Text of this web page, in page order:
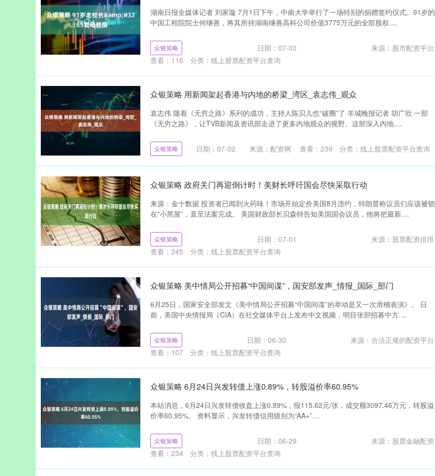
湖南日报全媒体记者 刘家璇 7月1日下午，中南大学举行了一场特别的捐赠签约仪式。91岁的
中国工程院院士何继善，将其所持湖南继善高科公司价值3775万元的全部股权....
众银策略 日期：07-03
来源：股市配资平台
查看： 116 分类： 线上股票配资平台查询
众银策略 用新闻架起香港与内地的桥梁_湾区_袁志伟_观众
袁志伟 随着《无穷之路》系列的成功，主持人陈贝儿也“破圈”了 羊城晚报记者 胡广欣 一部
《无穷之路》，让TVB新闻及资讯部走进了更多内地观众的视野。这部深入内地....
众银策略 日期：07-02 来源：配资网 查看：239 分类：线上股票配资平台查询
众银策略 政府关门再迎倒计时！美财长呼吁国会尽快采取行动
来源：金十数据 投资者已闻到火药味！市场开始定价美国8月违约，特朗普称议员们应该被锁
在“小黑屋”，直至法案完成。 美国财政部长贝森特告知美国国会议员，他将把最新....
众银策略 日期：07-01
来源：股票配资排排
查看： 245 分类： 线上股票配资平台查询
众银策略 美中情局公开招募“中国间谍”，国安部发声_情报_国际_部门
6月25日，国家安全部发文《美中情局公开招募“中国间谍”的举动是又一次滑稽表演》。 日
前，美国中央情报局（CIA）在社交媒体平台上发布中文视频，明目张胆招募中方....
众银策略 日期：06-30
来源：合法正规的配资平台
查看： 107 分类： 线上股票配资平台查询
众银策略 6月24日兴发转债上涨0.89%，转股溢价率60.95%
本站消息，6月24日兴发转债收盘上涨0.89%，报115.62元/张，成交额3097.46万元，转股溢
价率60.95%。 资料显示，兴发转债信用级别为“AA+”....
众银策略 日期：06-29
来源：股票金融配资
查看： 234 分类： 线上股票配资平台查询